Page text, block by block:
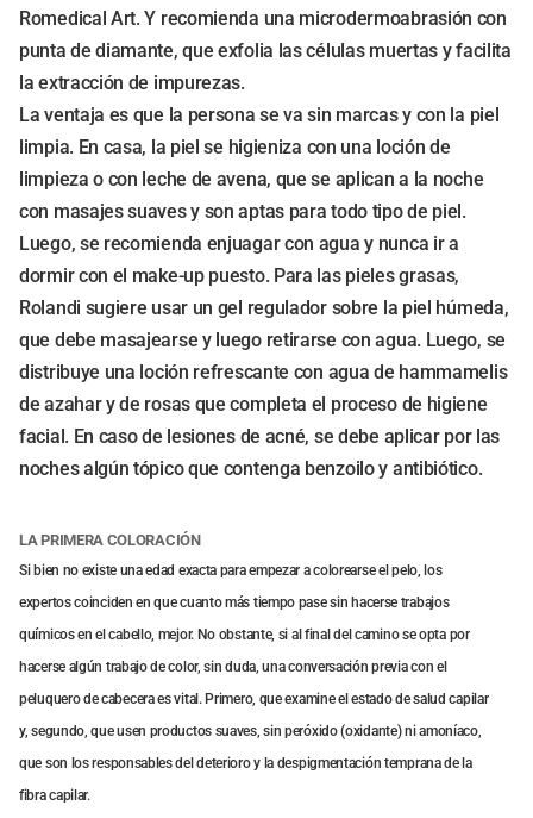
Romedical Art. Y recomienda una microdermoabrasión con
punta de diamante, que exfolia las células muertas y facilita
la extracción de impurezas.
La ventaja es que la persona se va sin marcas y con la piel
limpia. En casa, la piel se higieniza con una loción de
limpieza o con leche de avena, que se aplican a la noche
con masajes suaves y son aptas para todo tipo de piel.
Luego, se recomienda enjuagar con agua y nunca ir a
dormir con el make-up puesto. Para las pieles grasas,
Rolandi sugiere usar un gel regulador sobre la piel húmeda,
que debe masajearse y luego retirarse con agua. Luego, se
distribuye una loción refrescante con agua de hammamelis
de azahar y de rosas que completa el proceso de higiene
facial. En caso de lesiones de acné, se debe aplicar por las
noches algún tópico que contenga benzoilo y antibiótico.
LA PRIMERA COLORACIÓN
Si bien no existe una edad exacta para empezar a colorearse el pelo, los
expertos coinciden en que cuanto más tiempo pase sin hacerse trabajos
químicos en el cabello, mejor. No obstante, si al final del camino se opta por
hacerse algún trabajo de color, sin duda, una conversación previa con el
peluquero de cabecera es vital. Primero, que examine el estado de salud capilar
y, segundo, que usen productos suaves, sin peróxido (oxidante) ni amoníaco,
que son los responsables del deterioro y la despigmentación temprana de la
fibra capilar.